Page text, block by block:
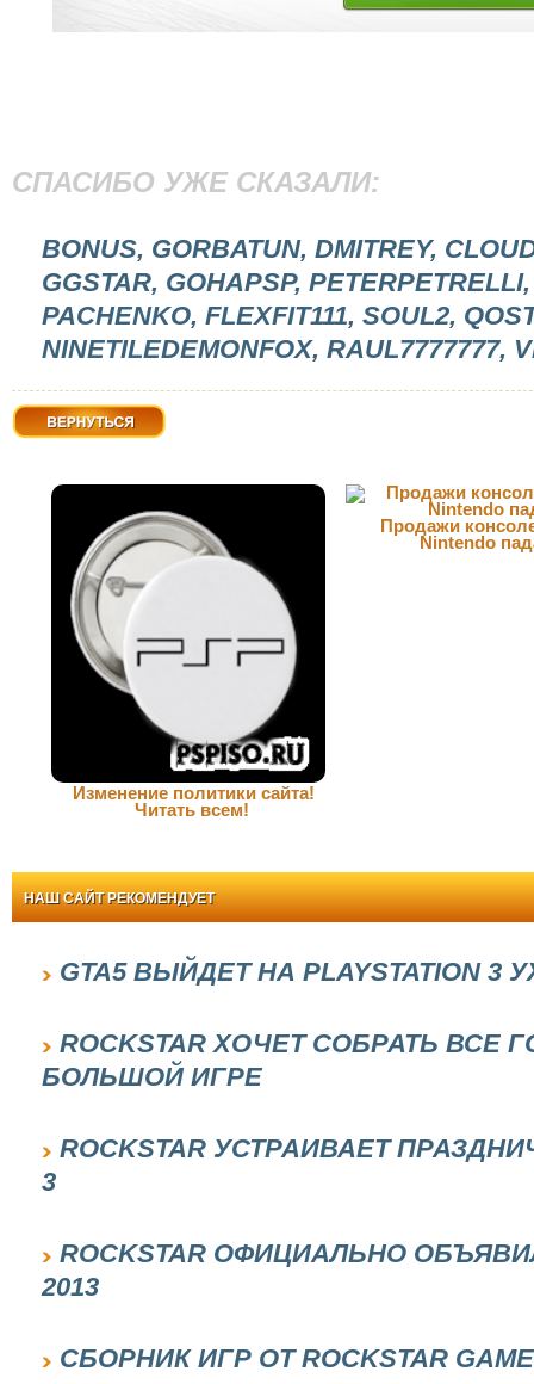
СПАСИБО УЖЕ СКАЗАЛИ:
BONUS, GORBATUN, DMITREY,
GGSTAR, GOHAPSP,
PACHENKO, FLEXFIT111, SOUL2,
NINETILEDEMONFOX, RAUL7777777,
Изменение политики сайта!
Читать всем!
Продажи
Nintendo
НАШ САЙТ РЕКОМЕНДУЕТ
GTA5 ВЫЙДЕТ НА PLAYSTATION
ROCKSTAR ХОЧЕТ СОБРАТЬ ВСЕ
БОЛЬШОЙ ИГРЕ
ROCKSTAR УСТРАИВАЕТ
3
ROCKSTAR ОФИЦИАЛЬНО
2013
СБОРНИК ИГР ОТ ROCKSTAR